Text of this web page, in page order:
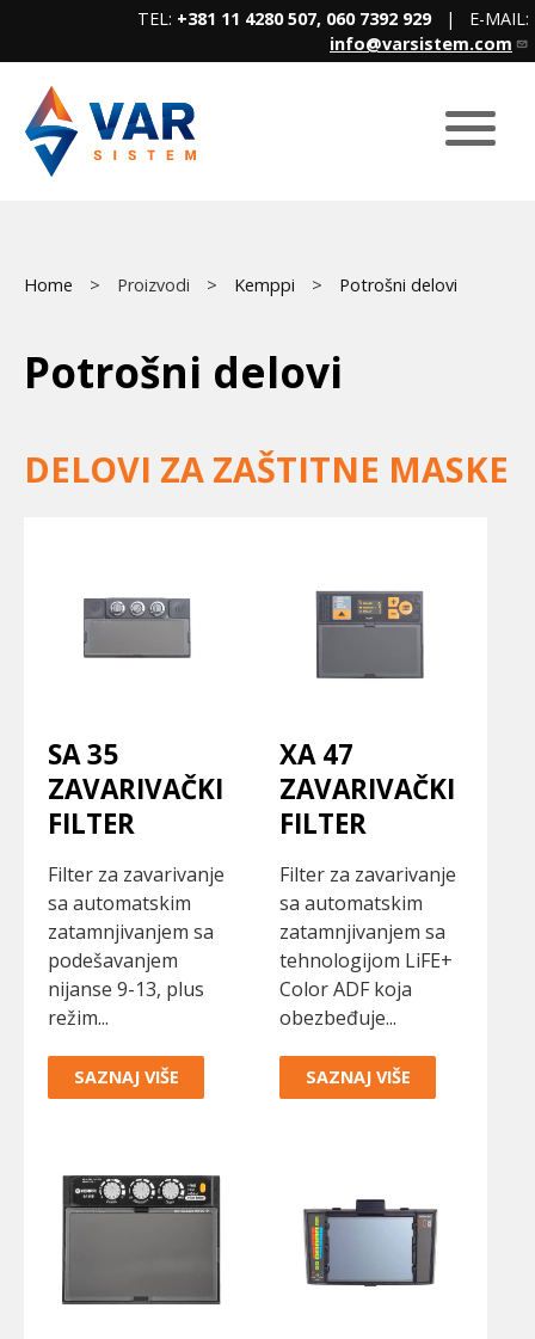
content
TEL: +381 11 4280 507, 060 7392 929| E-MAIL:
info@varsistem.com
Main
Breadcrumb
Home Proizvodi Kemppi Potrošni delovi
Potrošni delovi
DELOVI ZA ZAŠTITNE MASKE
SA 35
ZAVARIVAČKI
FILTER
Filter za zavarivanje
sa automatskim
zatamnjivanjem sa
podešavanjem
nijanse 9-13, plus
režim...
SAZNAJ VIŠE
XA 47
ZAVARIVAČKI
FILTER
Filter za zavarivanje
sa automatskim
zatamnjivanjem sa
tehnologijom LiFE+
Color ADF koja
obezbeđuje...
SAZNAJ VIŠE